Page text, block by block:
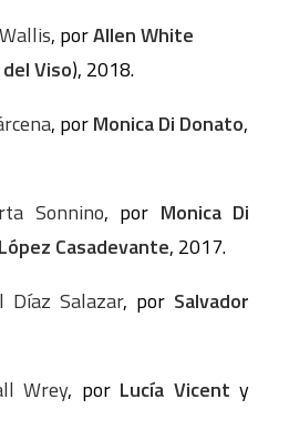
, porAllen White
Viso), 2018.
, porMonica Di Donato,
Sonnino, por Monica Di
Casadevante, 2017.
Díaz Salazar, por Salvador
Wrey, por Lucía Vicent y